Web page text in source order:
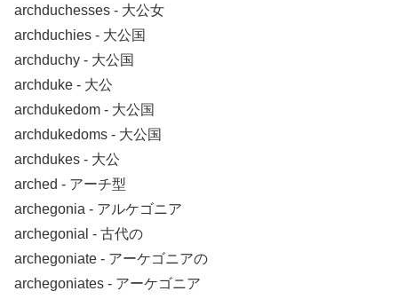
archduchesses ‐ 大公女
archduchies ‐ 大公国
archduchy ‐ 大公国
archduke ‐ 大公
archdukedom ‐ 大公国
archdukedoms ‐ 大公国
archdukes ‐ 大公
arched ‐ アーチ型
archegonia ‐ アルケゴニア
archegonial ‐ 古代の
archegoniate ‐ アーケゴニアの
archegoniates ‐ アーケゴニア